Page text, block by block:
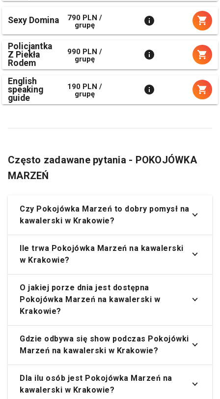
Sexy Domina
790 PLN /
grupę
Policjantka
Z Piekła
Rodem
990 PLN /
grupę
English
speaking
guide
190 PLN /
grupę
Często zadawane pytania - POKOJÓWKA
MARZEŃ
Czy Pokojówka Marzeń to dobry pomysł na
kawalerski w Krakowie?
Ile trwa Pokojówka Marzeń na kawalerski
w Krakowie?
O jakiej porze dnia jest dostępna
Pokojówka Marzeń na kawalerski w
Krakowie?
Gdzie odbywa się show podczas Pokojówki
Marzeń na kawalerski w Krakowie?
Dla ilu osób jest Pokojówka Marzeń na
kawalerski w Krakowie?